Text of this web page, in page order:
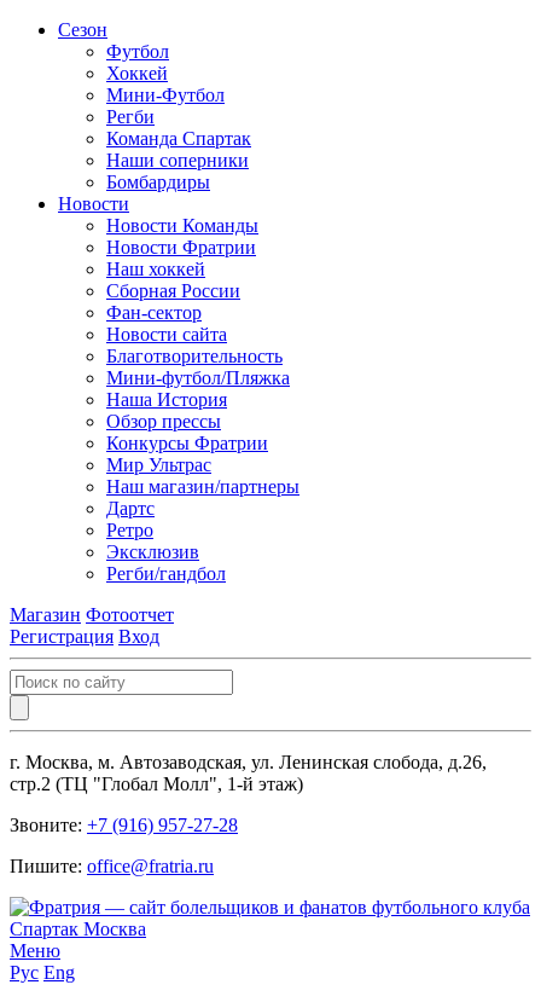
Сезон
Футбол
Хоккей
Мини-Футбол
Регби
Команда Спартак
Наши соперники
Бомбардиры
Новости
Новости Команды
Новости Фратрии
Наш хоккей
Сборная России
Фан-cектор
Новости сайта
Благотворительность
Мини-футбол/Пляжка
Наша История
Обзор прессы
Конкурсы Фратрии
Мир Ультрас
Наш магазин/партнеры
Дартс
Ретро
Эксклюзив
Регби/гандбол
Магазин Фотоотчет
Регистрация Вход
г. Москва, м. Автозаводская, ул. Ленинская слобода, д.26,
стр.2 (ТЦ "Глобал Молл", 1-й этаж)
Звоните: +7 (916) 957-27-28
Пишите: office@fratria.ru
Меню
Рус Eng